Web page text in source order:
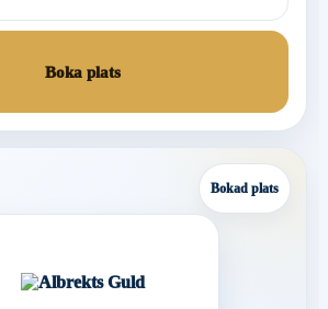
Boka plats
Bokad plats